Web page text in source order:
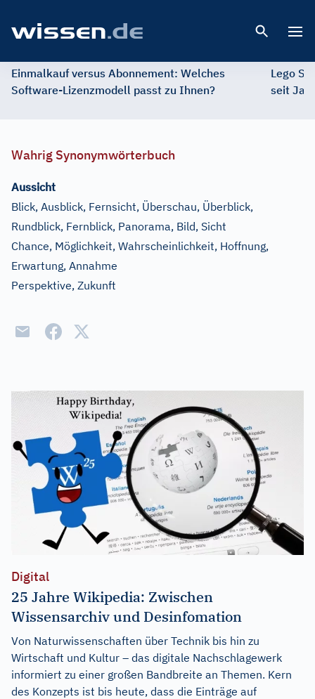
Einmalkauf versus Abonnement: Welches
Software-Lizenzmodell passt zu Ihnen?
Lego
seit
Wahrig Synonymwörterbuch
Aussicht
Blick, Ausblick, Fernsicht, Überschau, Überblick,
Rundblick, Fernblick, Panorama, Bild, Sicht
Chance, Möglichkeit, Wahrscheinlichkeit, Hoffnung,
Erwartung, Annahme
Perspektive, Zukunft
Digital
25 Jahre Wikipedia: Zwischen
Wissensarchiv und Desinfomation
Von Naturwissenschaften über Technik bis hin zu
Wirtschaft und Kultur – das digitale Nachschlagewerk
informiert zu einer großen Bandbreite an Themen. Kern
des Konzepts ist bis heute, dass die Einträge auf